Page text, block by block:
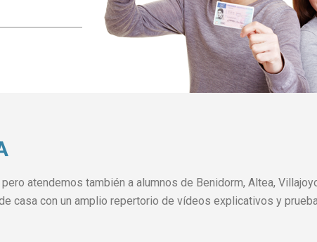
pero atendemos también a alumnos de Benidorm, Altea,
casa con un amplio repertorio de vídeos explicativos y